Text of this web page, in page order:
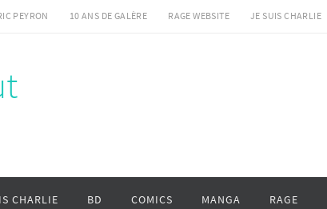
PEYRON 10 ANS DE GALÈRE RAGE WEBSITE JE SUIS CHARLIE
CHARLIE BD COMICS MANGA RAGE